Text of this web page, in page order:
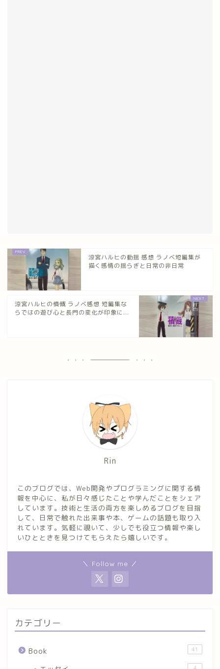
涼宮ハルヒの動揺 感想 ラノベ短編集が
描く感情の揺らぎと日常の非日常
涼宮ハルヒの憤慨 ラノベ感想 短編集な
らではの遊び心と長門の変化が印象に...
Rin
このブログでは、Web開発やプログラミングに関する情
報を中心に、私が日々感じたことや学んだことをシェア
しています。技術と生活の両方を楽しめるブログを目指
して、日常で触れた出来事や本、ゲームの話題も取り入
れています。気軽に覗いて、少しでも役立つ情報や楽し
いひとときを見つけてもらえたら嬉しいです。
＼ Follow me ／
カテゴリー
Book 41